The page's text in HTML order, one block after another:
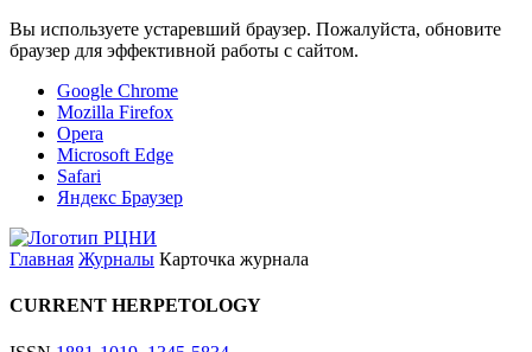
Вы используете устаревший браузер. Пожалуйста, обновите
браузер для эффективной работы с сайтом.
Google Chrome
Mozilla Firefox
Opera
Microsoft Edge
Safari
Яндекс Браузер
Главная Журналы Карточка журнала
CURRENT HERPETOLOGY